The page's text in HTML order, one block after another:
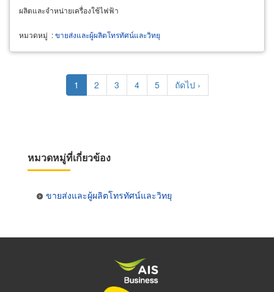
ผลิตและจำหน่ายเครื่องใช้ไฟฟ้า
หมวดหมู่ :ขายส่งและผู้ผลิตโทรทัศน์และวิทยุ
Pagination Current
page
1 Page
2 Page
3 Page
4 Page
5
Next
page
ถัดไป ›
หมวดหมู่ที่เกี่ยวข้อง
ขายส่งและผู้ผลิตโทรทัศน์และวิทยุ